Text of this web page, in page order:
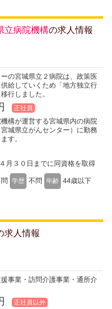
立病院機構の求人情報
の宮城県立２病院は、政策医
給していくため「地方独立行
行しました。
正社員
構が運営する宮城県内の病院
城県立がんセンター）に勤務
す。
月３０日までに同資格を取得
学歴 不問 年齢 44歳以下
求人情報
事業・訪問介護事業・通所介
正社員以外